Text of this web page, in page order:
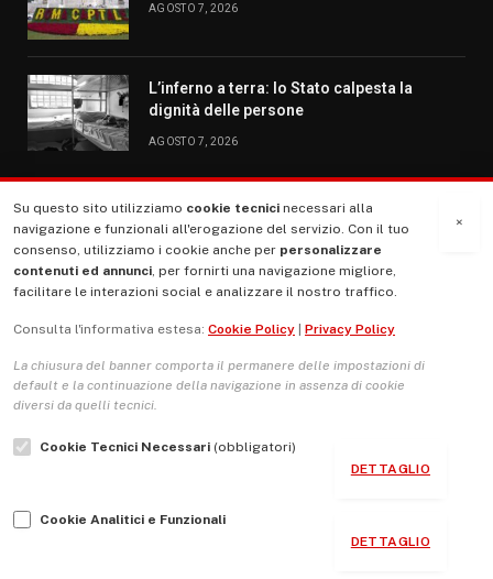
AGOSTO 7, 2026
L’inferno a terra: lo Stato calpesta la
dignità delle persone
AGOSTO 7, 2026
MENU
La Nostra Storia
Le Copertine
L’Associazione
Indirizzo Socio Politico Culturale
Guida per le autrici e gli autori
×
Su questo sito utilizziamo cookie tecnici necessari alla
navigazione e funzionali all'erogazione del servizio. Con il tuo
consenso, utilizziamo i cookie anche per personalizzare
contenuti ed annunci, per fornirti una navigazione migliore,
facilitare le interazioni social e analizzare il nostro traffico.
Consulta l'informativa estesa: Cookie Policy Privacy Policy
La chiusura del banner comporta il permanere delle impostazioni di
default e la continuazione della navigazione in assenza di cookie
diversi da quelli tecnici.
Cookie Tecnici Necessari (obbligatori)
DETTAGLIO
Cookie Analitici e Funzionali
DETTAGLIO